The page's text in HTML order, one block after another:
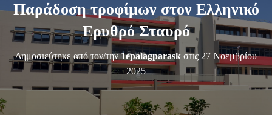
Ή
Π
Λ
Ο
Ή
Γ
Σ
Σ
Παράδοση τροφίμων στον Ελληνικό
Ερυθρό Σταυρό
Δημοσιεύτηκε από τον/την1epalagparask στις 27 Νοεμβρίου
2025